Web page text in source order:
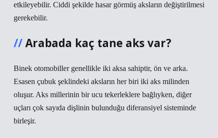
etkileyebilir. Ciddi şekilde hasar görmüş aksların değiştirilmesi
gerekebilir.
Arabada kaç tane aks var?
Binek otomobiller genellikle iki aksa sahiptir, ön ve arka.
Esasen çubuk şeklindeki aksların her biri iki aks milinden
oluşur. Aks millerinin bir ucu tekerleklere bağlıyken, diğer
uçları çok sayıda dişlinin bulunduğu diferansiyel sisteminde
birleşir.